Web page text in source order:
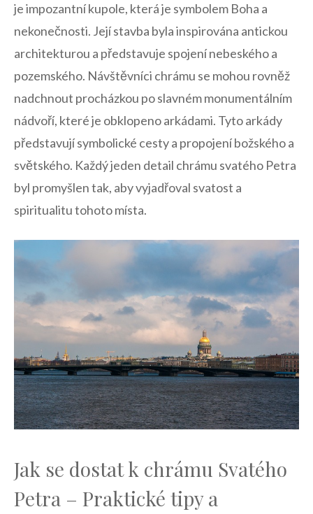
je impozantní kupole,‌ která je‍ symbolem Boha‌ a
nekonečnosti. Její stavba byla inspirována antickou
architekturou ‌a⁢ představuje spojení nebeského a​
pozemského. Návštěvníci chrámu se mohou rovněž
nadchnout procházkou po slavném​ monumentálním
nádvoří, ‍které ⁤je obklopeno⁢ arkádami. Tyto arkády
představují symbolické cesty⁣ a propojení božského ‍a
světského. Každý jeden detail ⁣chrámu svatého Petra
byl promyšlen tak, aby‌ vyjadřoval ​svatost a
⁢spiritualitu tohoto místa.
Jak se dostat k chrámu Svatého
Petra – ​Praktické tipy a